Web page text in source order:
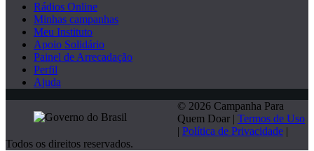
Rádios Online
Minhas campanhas
Meu Instituto
Apoio Solidário
Painel de Arrecadação
Perfil
Ajuda
© 2026 Campanha Para
Quem Doar | Termos de Uso
Política de Privacidade
Todos os direitos reservados.